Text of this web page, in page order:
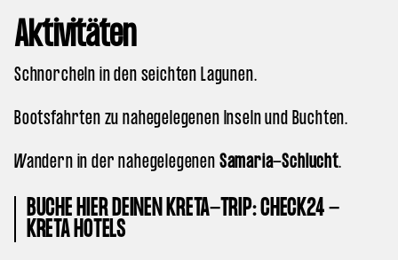
Aktivitäten
Schnorcheln in den seichten Lagunen.
Bootsfahrten zu nahegelegenen Inseln und Buchten.
Wandern in der nahegelegenen Samaria-Schlucht.
BUCHE HIER DEINEN KRETA-TRIP: CHECK24 -
KRETA HOTELS